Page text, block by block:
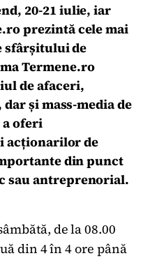
20-21 iulie, iar
prezintă cele mai
sfârșitului de
Termene.ro
de afaceri,
și mass-media de
oferi
acționarilor de
din punct
sau antreprenorial.
de la 08.00
din 4 în 4 ore până